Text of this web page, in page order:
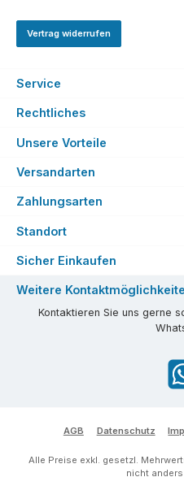
Vertrag widerrufen
Service
Rechtliches
Unsere Vorteile
Versandarten
Zahlungsarten
Standort
Sicher Einkaufen
Weitere
Kontaktieren Sie uns gerne
AGB Datenschutz
Alle Preise exkl. gesetzl.
nicht